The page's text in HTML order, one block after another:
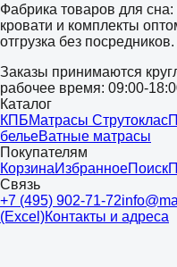
Фабрика товаров для
кровати и комплекты
отгрузка без посредников.
Заказы принимаются
рабочее время: 09:00-
Каталог
КПБМатрасы Струтоклас
бельеВатные матрасы
Покупателям
КорзинаИзбранноеПоиск
Связь
+7 (495) 902-71-72
(Excel)Контакты и адреса